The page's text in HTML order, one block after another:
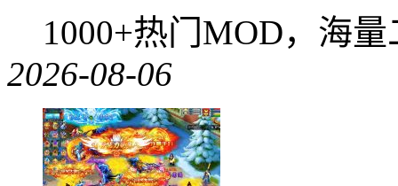
1000+热门MOD，海
2026-08-06